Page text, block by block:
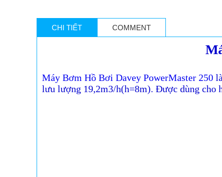
CHI TIẾT COMMENT
Máy Bơm Hồ Bơi Davey PowerMaster 250là
lưu lượng 19,2m3/h(h=8m). Được dùng cho